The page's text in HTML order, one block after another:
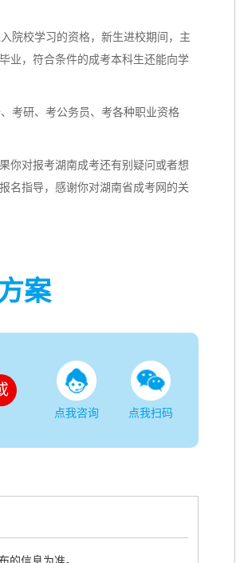
院校学习的资格，新生进校期间，主
业，符合条件的成考本科生还能向学
考研、考公务员、考各种职业资格
你对报考湖南成考还有别疑问或者想
名指导，感谢你对湖南省成考网的关
案
点我咨询 点我扫码